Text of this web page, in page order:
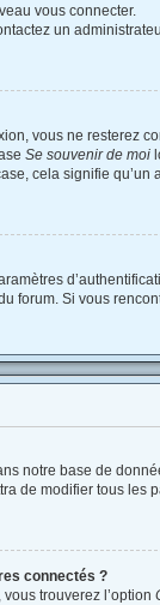
vous connecter.
un
vous ne resterez
Se souvenir de moi
cela signifie
forum. Si vous
notre base de
de modifier tous les
connectés ?
trouverez l’option